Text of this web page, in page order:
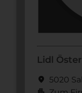
Lidl
location_on 5020